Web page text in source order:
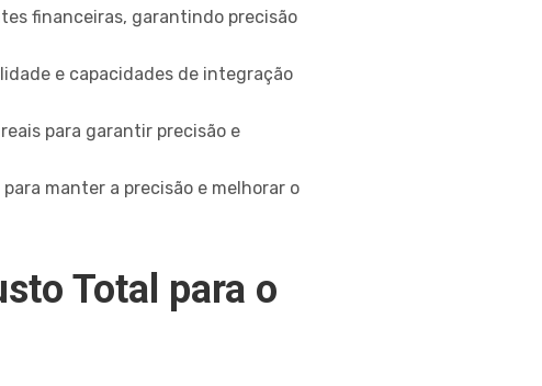
financeiras, garantindo precisão
e capacidades de integração
para garantir precisão e
manter a precisão e melhorar o
Total para o